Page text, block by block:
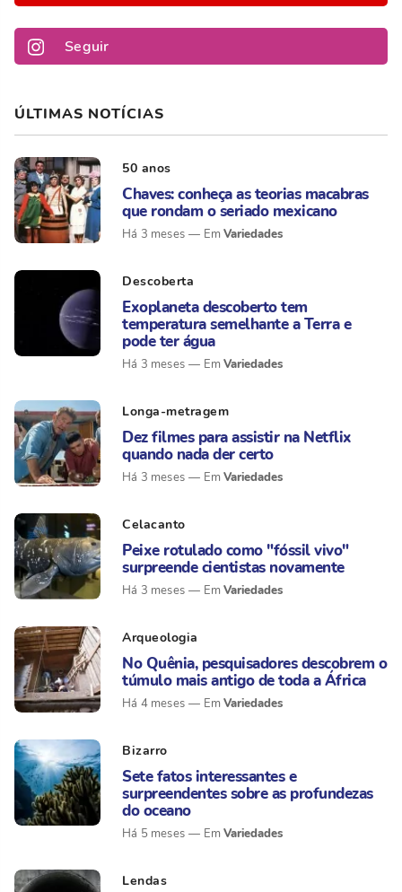
Seguir
ÚLTIMAS NOTÍCIAS
50 anos
Chaves: conheça as teorias macabras
que rondam o seriado mexicano
Há 3 meses Variedades
Descoberta
Exoplaneta descoberto tem
temperatura semelhante a Terra e
pode ter água
Há 3 meses Variedades
Longa-metragem
Dez filmes para assistir na Netflix
quando nada der certo
Há 3 meses Variedades
Celacanto
Peixe rotulado como "fóssil vivo"
surpreende cientistas novamente
Há 3 meses Variedades
Arqueologia
No Quênia, pesquisadores descobrem o
túmulo mais antigo de toda a África
Há 4 meses Variedades
Bizarro
Sete fatos interessantes e
surpreendentes sobre as profundezas
do oceano
Há 5 meses Variedades
Lendas